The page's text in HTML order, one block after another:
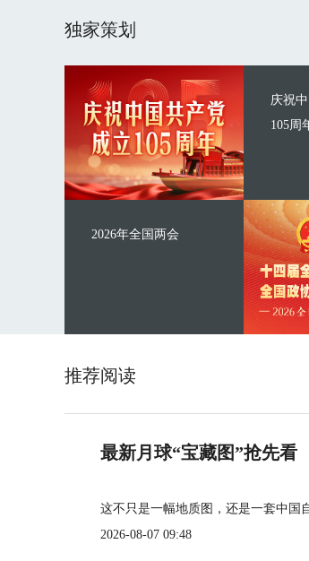
独家策划
庆祝
105周
2026年全国两会
推荐阅读
最新月球“宝藏图”抢先看
这不只是一幅地质图，还是一套中国
2026-08-07 09:48